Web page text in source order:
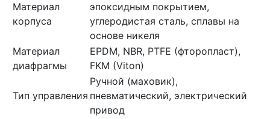
Материал
корпуса
эпоксидным покрытием,
углеродистая сталь, сплавы на
основе никеля
Материал
диафрагмы
EPDM, NBR, PTFE (фторопласт),
FKM (Viton)
Тип управления
Ручной (маховик),
пневматический, электрический
привод